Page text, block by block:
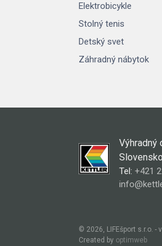
Elektrobicykle
Stolný tenis
Detský svet
Záhradný nábytok
Výhradný
Slovensko
Tel: +421
© 2026, LIFEšport s.r.o. -
Created by optimweb